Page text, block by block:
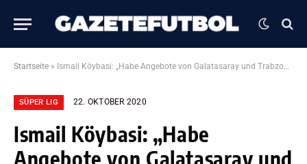
Startseite » Ismail Köybasi: „Habe Angebote von Galatasaray und Trabzonspor erhalten“
SÜPER LIG 22. OKTOBER 2020
Ismail Köybasi: „Habe
Angebote von Galatasaray und